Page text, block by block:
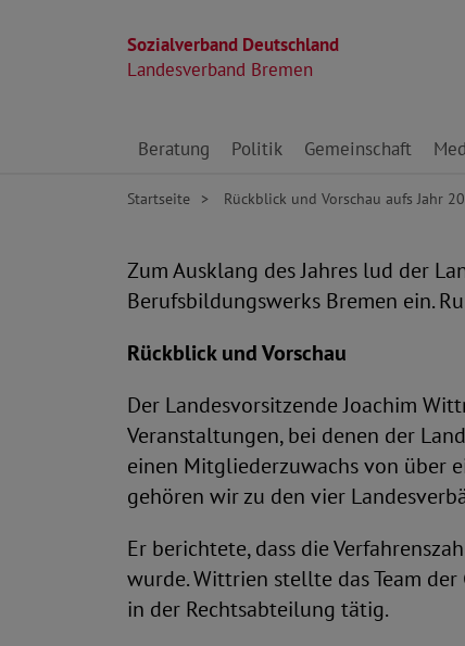
Sozialverband Deutschland
Landesverband Bremen
Direkt zu den Inhalten springen
Beratung Politik Gemeinschaft
Startseite Rückblick und Vorschau aufs Jahr
Zum Ausklang des Jahres lud der
Berufsbildungswerks Bremen ein.
Rückblick und Vorschau
Der Landesvorsitzende Joachim
Veranstaltungen, bei denen der
einen Mitgliederzuwachs von über
gehören wir zu den vier
Er berichtete, dass die
wurde. Wittrien stellte das Team
in der Rechtsabteilung tätig.